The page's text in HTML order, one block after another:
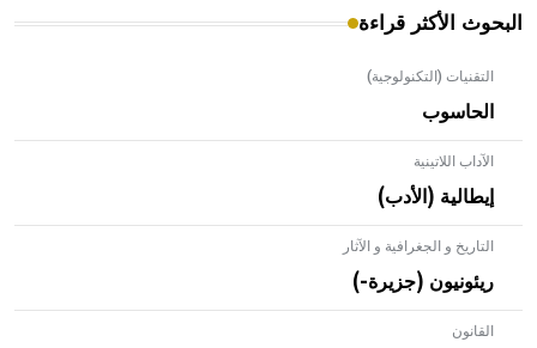
البحوث الأكثر قراءة
التقنيات (التكنولوجية)
الحاسوب
الآداب اللاتينية
إيطالية (الأدب)
التاريخ و الجغرافية و الآثار
ريئونيون (جزيرة-)
القانون- هل تعلم أن الأبلق نوع من الفنون الهندسية التي ارتبطت